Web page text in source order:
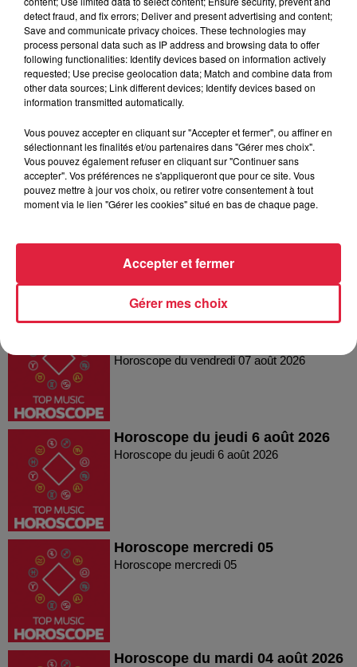
6 août 2026
Les dernières infos sur la venue du
pape à Metz en septembre
Europa-Park : des précisons sur
l’après Euro-Mir
Dans la même série
Horoscope du vendredi 07 août
Horoscope du vendredi 07 août 2026
Horoscope du jeudi 6 août 2026
Horoscope du jeudi 6 août 2026
Horoscope mercredi 05
Horoscope mercredi 05
Horoscope du mardi 04 août 2026
detect fraud, and fix errors; Deliver and present advertising and content;
Save and communicate privacy choices. These technologies may
process personal data such as IP address and browsing data to offer
following functionalities: Identify devices based on information actively
requested; Use precise geolocation data; Match and combine data from
other data sources; Link different devices; Identify devices based on
information transmitted automatically.
Vous pouvez accepter en cliquant sur "Accepter et fermer", ou affiner en
sélectionnant les finalités et/ou partenaires dans "Gérer mes choix".
Vous pouvez également refuser en cliquant sur "Continuer sans
accepter". Vos préférences ne s'appliqueront que pour ce site. Vous
pouvez mettre à jour vos choix, ou retirer votre consentement à tout
moment via le lien "Gérer les cookies" situé en bas de chaque page.
Gérer mes choix
Accepter et fermer